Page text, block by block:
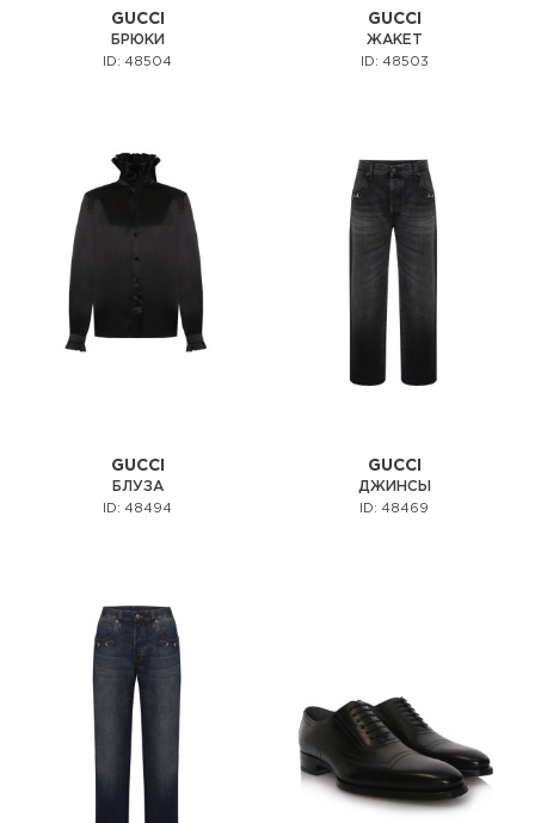
GUCCI
БРЮКИ
ID: 48504
GUCCI
ЖАКЕТ
ID: 48503
GUCCI
БЛУЗА
ID: 48494
GUCCI
ДЖИНСЫ
ID: 48469